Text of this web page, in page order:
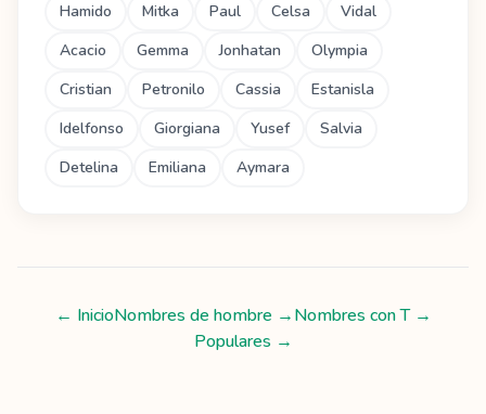
Hamido Mitka Paul Celsa
Vidal
Acacio
Gemma Jonhatan
Olympia
Cristian
Petronilo Cassia
Estanisla
Idelfonso
Giorgiana Yusef
Salvia
Detelina
Emiliana Aymara
← InicioNombres de hombre →Nombres conT→
Populares →